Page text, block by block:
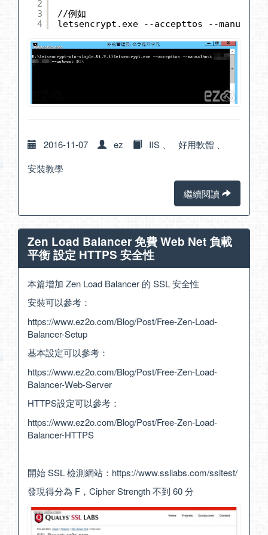
2
3
4
//例如
letsencrypt.exe --accepttos --manualhost
2016-11-07 ez IIS 好用軟體
安裝教學
繼續閱讀
Zen Load Balancer 免費 Web Net 負載
平衡 設定 HTTPS 安全性
本篇增加 Zen Load Balancer 的 SSL 安全性
安裝可以參考：
https://www.ez2o.com/Blog/Post/Free-Zen-Load-
Balancer-Setup
基本設定可以參考：
https://www.ez2o.com/Blog/Post/Free-Zen-Load-
Balancer-Web-Server
HTTPS設定可以參考：
https://www.ez2o.com/Blog/Post/Free-Zen-Load-
Balancer-HTTPS
開始 SSL 檢測網站： https://www.ssllabs.com/ssltest/
發現得分為 F，Cipher Strength 不到 60 分